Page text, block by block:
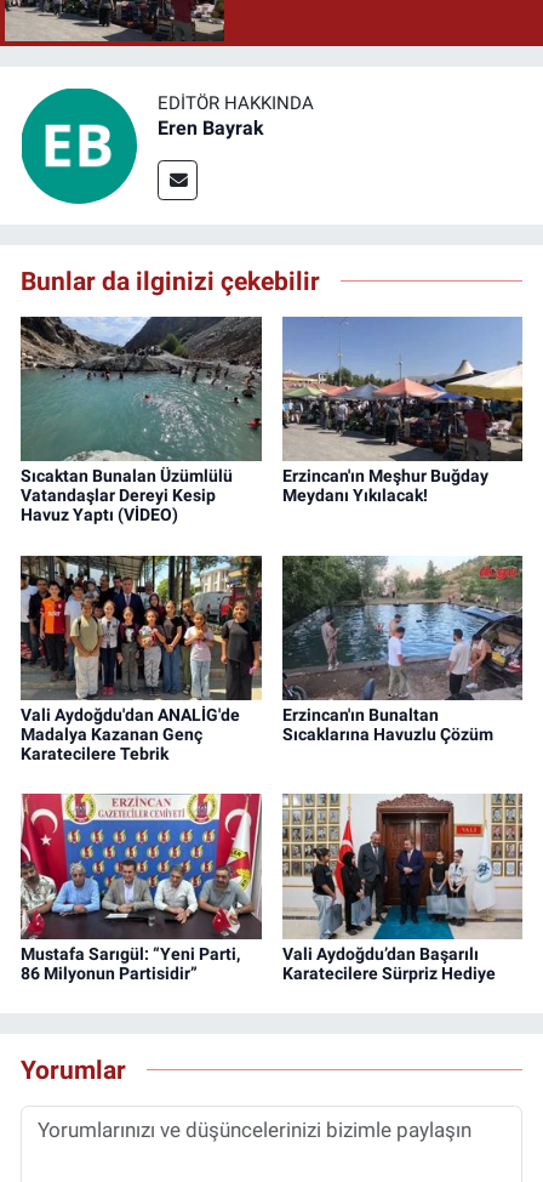
EDITÖR HAKKINDA
Eren Bayrak
Bunlar da ilginizi çekebilir
Sıcaktan Bunalan Üzümlülü
Vatandaşlar Dereyi Kesip
Havuz Yaptı (VİDEO)
Erzincan'ın Meşhur Buğday
Meydanı Yıkılacak!
Vali Aydoğdu'dan ANALİG'de
Madalya Kazanan Genç
Karatecilere Tebrik
Erzincan'ın Bunaltan
Sıcaklarına Havuzlu Çözüm
Mustafa Sarıgül: “Yeni Parti,
86 Milyonun Partisidir”
Vali Aydoğdu’dan Başarılı
Karatecilere Sürpriz Hediye
Yorumlar